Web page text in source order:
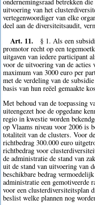
ondernemingsraad betrekken
uitvoering van het
vertegenwoordiger van elke
deel aan de diversiteitsaudit,
Art. 11.
§ 1. Als een
promotor recht op een
uitgaven van iedere participant
voor de uitvoering van de
maximum van 3000 euro per
met de verdeling van de
basis van hun reëel gemaakte
Met behoud van de toepassing
uiteengezet hoe de opgedane
regio in kwestie worden
op Vlaams niveau voor 2006 is
totaliteit van de clusters. Voor
richtbedrag 300.000 euro
richtbedrag voor
de administratie de stand van
uit de stand van uitvoering van
beschikbare bedrag
administratie een gemotiveerde
voor een clusterdiversiteitsplan
beslist welke plannen nog